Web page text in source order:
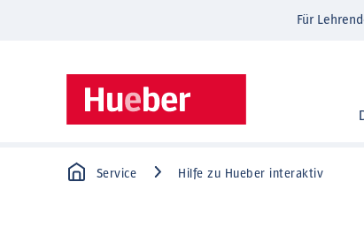
Für
Service Hilfe zu Hueber interaktiv